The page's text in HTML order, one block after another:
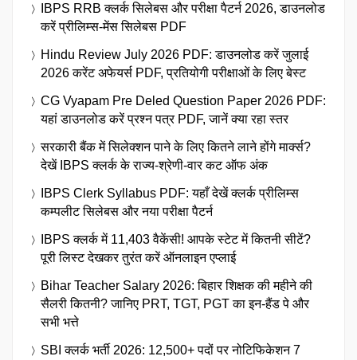
IBPS RRB क्लर्क सिलेबस और परीक्षा पैटर्न 2026, डाउनलोड
करें प्रीलिम्स-मेंस सिलेबस PDF
Hindu Review July 2026 PDF: डाउनलोड करें जुलाई
2026 करेंट अफेयर्स PDF, प्रतियोगी परीक्षाओं के लिए बेस्ट
CG Vyapam Pre Deled Question Paper 2026 PDF:
यहां डाउनलोड करें प्रश्न पत्र PDF, जानें क्या रहा स्तर
सरकारी बैंक में सिलेक्शन पाने के लिए कितने लाने होंगे मार्क्स?
देखें IBPS क्लर्क के राज्य-श्रेणी-वार कट ऑफ अंक
IBPS Clerk Syllabus PDF: यहाँ देखें क्लर्क प्रीलिम्स
कम्पलीट सिलेबस और नया परीक्षा पैटर्न
IBPS क्लर्क में 11,403 वैकेंसी! आपके स्टेट में कितनी सीटें?
पूरी लिस्ट देखकर तुरंत करें ऑनलाइन एप्लाई
Bihar Teacher Salary 2026: बिहार शिक्षक की महीने की
सैलरी कितनी? जानिए PRT, TGT, PGT का इन-हैंड पे और
सभी भत्ते
SBI क्लर्क भर्ती 2026: 12,500+ पदों पर नोटिफिकेशन 7